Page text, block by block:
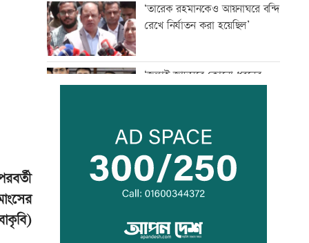
‘তারেক রহমানকেও আয়নাঘরে বন্দি
রেখে নির্যাতন করা হয়েছিল’
‘জুলাই জাদুঘরে কোনো ধরনের
রাজনৈতিক সম্পৃক্ততা যেন পেশাগত
জীবনে বিঘ্ন না ঘটায়: প্রধানমন্ত্রী
পুলিশের হেফাজত থেকে পালালেন